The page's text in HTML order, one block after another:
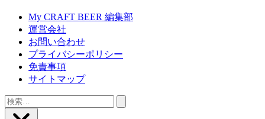
My CRAFT BEER 編集部
運営会社
お問い合わせ
プライバシーポリシー
免責事項
サイトマップ
検
索: